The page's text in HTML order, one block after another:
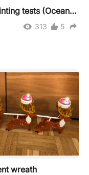
Waterproof 3D printing tests (OceanGate Titan)
313 5
wreath